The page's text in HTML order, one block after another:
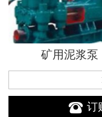
矿用泥浆泵
 订